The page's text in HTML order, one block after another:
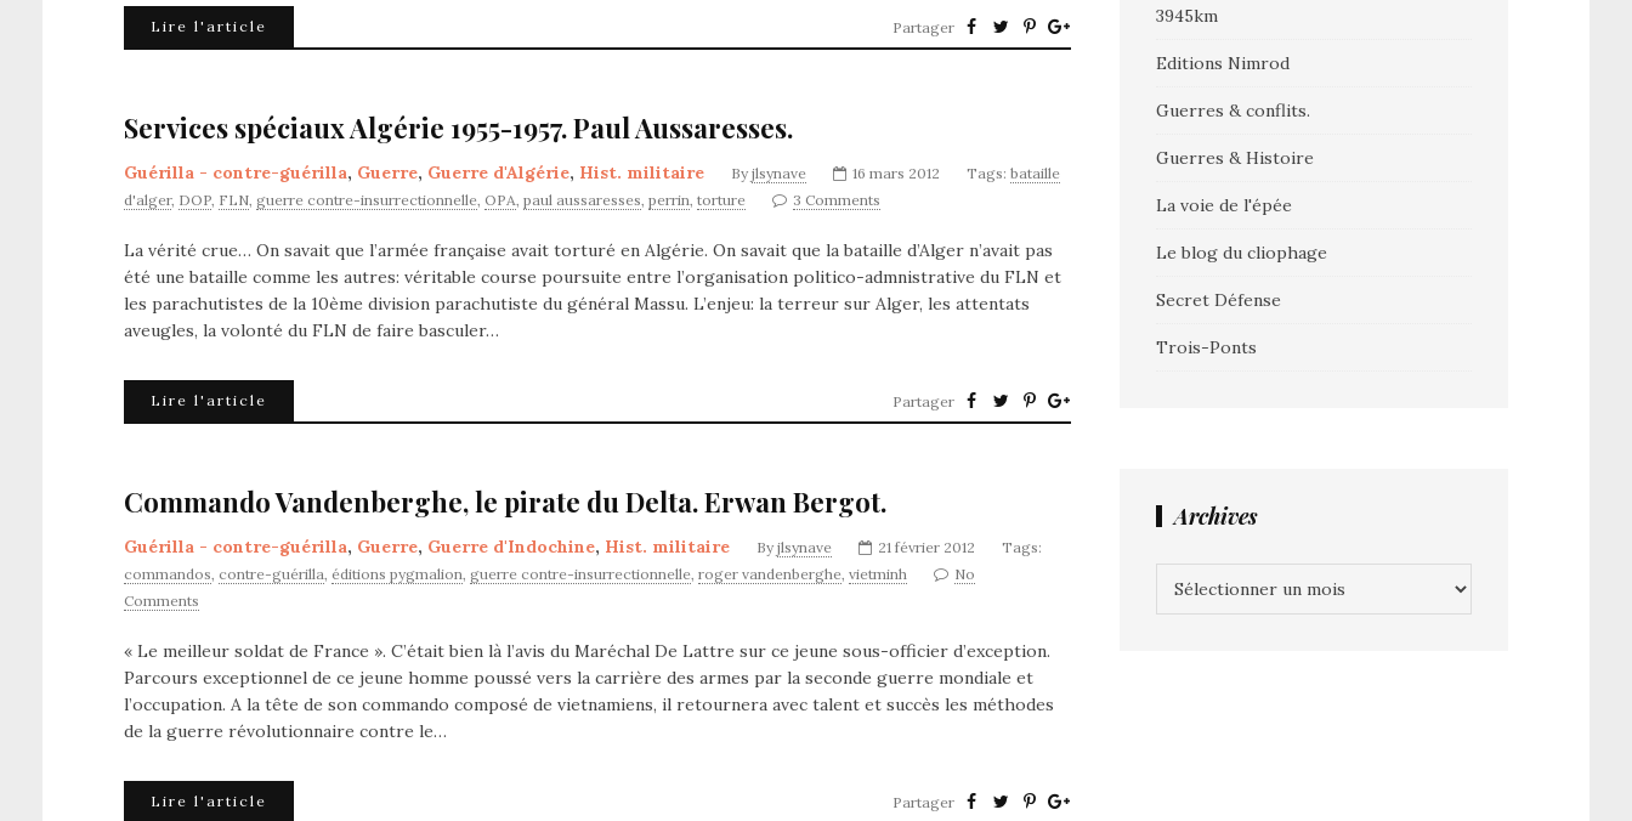
Lire l'article Partager
Services spéciaux Algérie 1955-1957. Paul Aussaresses.
Guérilla - contre-guérilla, Guerre, Guerre d'Algérie, Hist. militaire By jlsynave 16 mars 2012 Tags: bataille
d'alger, DOP, FLN, guerre contre-insurrectionnelle, OPA, paul aussaresses, perrin, torture 3 Comments
La vérité crue… On savait que l’armée française avait torturé en Algérie. On savait que la bataille d’Alger n’avait pas
été une bataille comme les autres: véritable course poursuite entre l’organisation politico-admnistrative du FLN et
les parachutistes de la 10ème division parachutiste du général Massu. L’enjeu: la terreur sur Alger, les attentats
aveugles, la volonté du FLN de faire basculer…
Lire l'article Partager
Commando Vandenberghe, le pirate du Delta. Erwan Bergot.
Guérilla - contre-guérilla, Guerre, Guerre d'Indochine, Hist. militaire By jlsynave 21 février 2012
Tags:
commandos, contre-guérilla, éditions pygmalion, guerre contre-insurrectionnelle, roger vandenberghe, vietminh
No
Comments
« Le meilleur soldat de France ». C’était bien là l’avis du Maréchal De Lattre sur ce jeune sous-officier d’exception.
Parcours exceptionnel de ce jeune homme poussé vers la carrière des armes par la seconde guerre mondiale et
l’occupation. A la tête de son commando composé de vietnamiens, il retournera avec talent et succès les méthodes
de la guerre révolutionnaire contre le…
Lire l'article Partager
3945km
Editions Nimrod
Guerres & conflits.
Guerres & Histoire
La voie de l'épée
Le blog du cliophage
Secret Défense
Trois-Ponts
Archives